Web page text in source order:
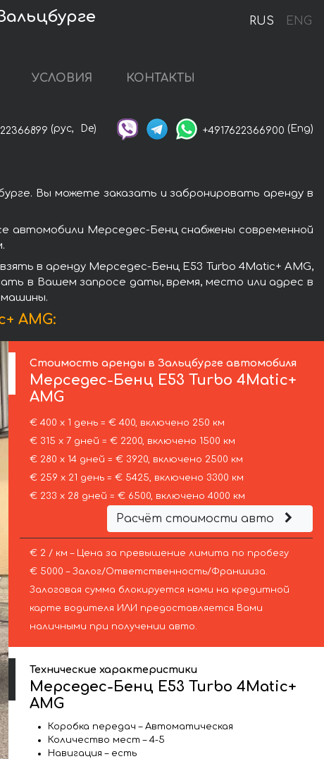
RUS ENG
УСЛОВИЯ КОНТАКТЫ
(рус, De) +4917622366900 (Eng)
Вы можете заказать и забронировать аренду в
автомобили Мерседес-Бенц снабжены современной
в аренду Мерседес-Бенц E53 Turbo 4Matic+ AMG,
в Вашем запросе даты, время, место или адрес в
AMG:
Стоимость аренды в Зальцбурге автомобиля
Мерседес-Бенц E53 Turbo 4Matic+
AMG
€ 400 х 1 день = € 400, включено 250 км
€ 315 х 7 дней = € 2200, включено 1500 км
€ 280 х 14 дней = € 3920, включено 2500 км
€ 259 х 21 день = € 5425, включено 3300 км
€ 233 х 28 дней = € 6500, включено 4000 км
Расчёт стоимости авто
€ 2 / км – Цена за превышение лимита по пробегу
€ 5000 – Залог/Ответственность/Франшиза.
Залоговая сумма блокируется нами на кредитной
карте водителя ИЛИ предоставляется Вами
наличными при получении авто.
Технические характеристики
Мерседес-Бенц E53 Turbo 4Matic+
AMG
Коробка передач – Автоматическая
Количество мест – 4-5
Навигация – есть